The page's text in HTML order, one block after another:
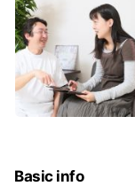
Basic info